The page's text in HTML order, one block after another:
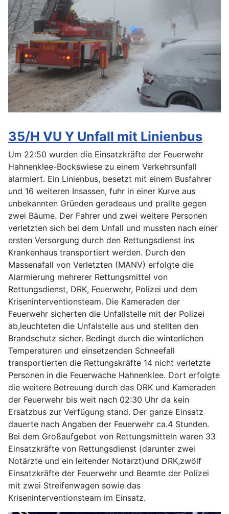
35/H VU Y Unfall mit Linienbus
Um 22:50 wurden die Einsatzkräfte der Feuerwehr
Hahnenklee-Bockswiese zu einem Verkehrsunfall
alarmiert. Ein Linienbus, besetzt mit einem Busfahrer
und 16 weiteren Insassen, fuhr in einer Kurve aus
unbekannten Gründen geradeaus und prallte gegen
zwei Bäume. Der Fahrer und zwei weitere Personen
verletzten sich bei dem Unfall und mussten nach einer
ersten Versorgung durch den Rettungsdienst ins
Krankenhaus transportiert werden. Durch den
Massenafall von Verletzten (MANV) erfolgte die
Alarmierung mehrerer Rettungsmittel von
Rettungsdienst, DRK, Feuerwehr, Polizei und dem
Kriseninterventionsteam. Die Kameraden der
Feuerwehr sicherten die Unfallstelle mit der Polizei
ab,leuchteten die Unfalstelle aus und stellten den
Brandschutz sicher. Bedingt durch die winterlichen
Temperaturen und einsetzenden Schneefall
transportierten die Rettungskräfte 14 nicht verletzte
Personen in die Feuerwache Hahnenklee. Dort erfolgte
die weitere Betreuung durch das DRK und Kameraden
der Feuerwehr bis weit nach 02:30 Uhr da kein
Ersatzbus zur Verfügung stand. Der ganze Einsatz
dauerte nach Angaben der Feuerwehr ca.4 Stunden.
Bei dem Großaufgebot von Rettungsmitteln waren 33
Einsatzkräfte von Rettungsdienst (darunter zwei
Notärzte und ein leitender Notarzt)und DRK,zwölf
Einsatzkräfte der Feuerwehr und Beamte der Polizei
mit zwei Streifenwagen sowie das
Kriseninterventionsteam im Einsatz.